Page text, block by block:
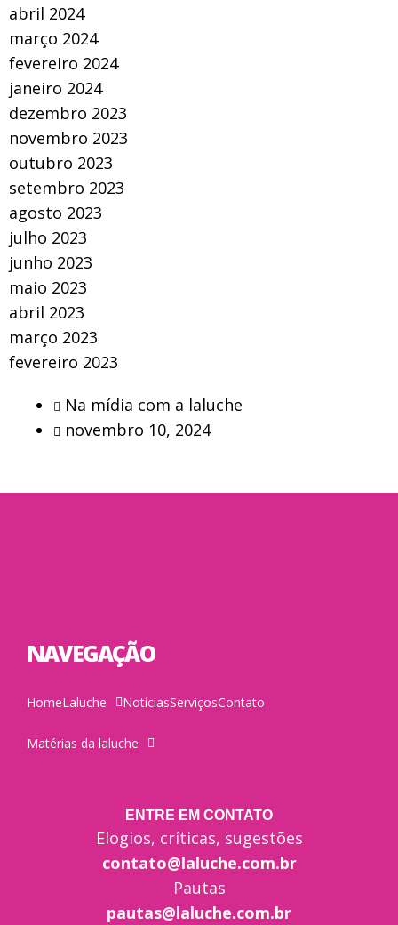
abril 2024
março 2024
fevereiro 2024
janeiro 2024
dezembro 2023
novembro 2023
outubro 2023
setembro 2023
agosto 2023
julho 2023
junho 2023
maio 2023
abril 2023
março 2023
fevereiro 2023
Na mídia com a laluche
novembro 10, 2024
NAVEGAÇÃO
HomeLaluche NotíciasServiçosContato
Matérias da laluche
ENTRE EM CONTATO
Elogios, críticas, sugestões
contato@laluche.com.br
Pautas
pautas@laluche.com.br